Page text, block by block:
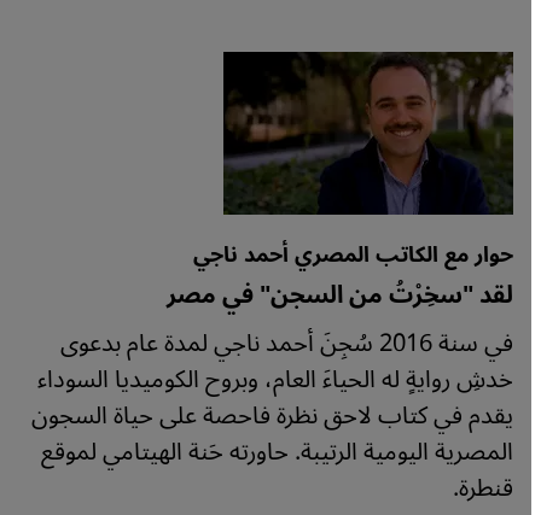
حوار مع الكاتب المصري أحمد ناجي
لقد "سخِرْتُ من السجن" في مصر
في سنة 2016 سُجِنَ أحمد ناجي لمدة عام بدعوى
خدشِ روايةٍ له الحياءَ العام، وبروح الكوميديا السوداء
يقدم في كتاب لاحق نظرة فاحصة على حياة السجون
المصرية اليومية الرتيبة. حاورته حَنة الهيتامي لموقع
قنطرة.